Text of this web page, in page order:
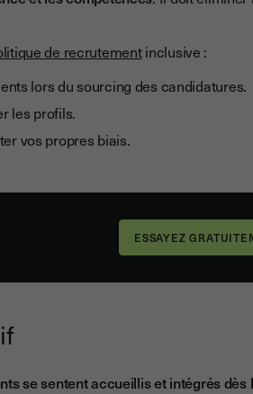
de recrutementinclusive :
lors du sourcing des candidatures.
les profils.
vos propres biais.
se sentent accueillis et intégrés